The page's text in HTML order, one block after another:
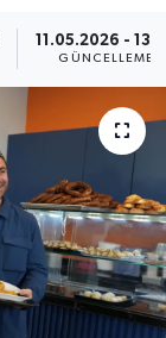
11.05.2026 -
GÜNCELLEME